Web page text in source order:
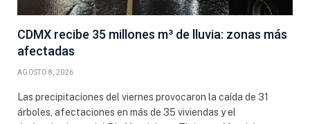
CDMX recibe 35 millones m³ de lluvia: zonas más
afectadas
AGOSTO 8, 2026
Las precipitaciones del viernes provocaron la caída de 31
árboles, afectaciones en más de 35 viviendas y el